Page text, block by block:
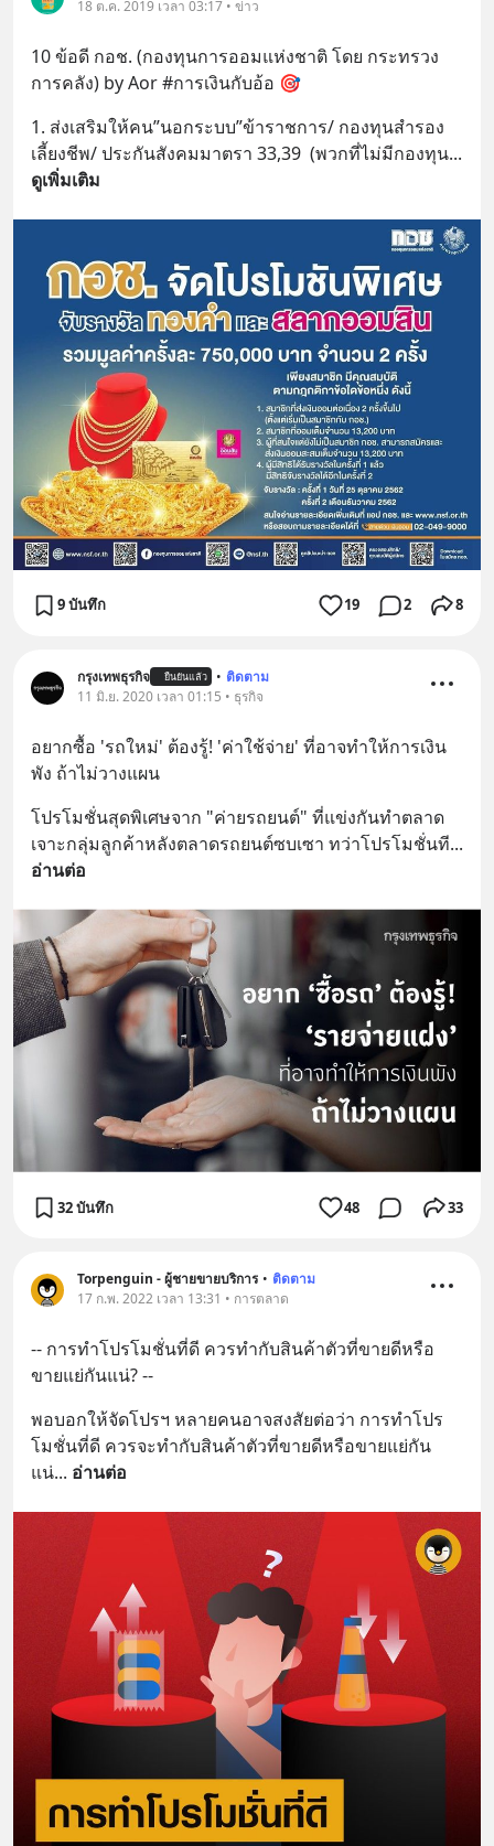
18 ต.ค. 2019 เวลา 03:17 • ข่าว
10 ข้อดี กอช. (กองทุนการออมแห่งชาติ โดย กระทรวง
การคลัง) by Aor #การเงินกับอ้อ 🎯
1. ส่งเสริมให้คน”นอกระบบ”ข้าราชการ/ กองทุนสำรอง
เลี้ยงชีพ/ ประกันสังคมมาตรา 33,39  (พวกที่ไม่มีกองทุน
ดูเพิ่มเติม
9 บันทึก 19 2 8
กรุงเทพธุรกิจ ยืนยันแล้ว • ติดตาม
11 มิ.ย. 2020 เวลา 01:15 • ธุรกิจ
อยากซื้อ 'รถใหม่' ต้องรู้! 'ค่าใช้จ่าย' ที่อาจทำให้การเงิน
พัง ถ้าไม่วางแผน
โปรโมชั่นสุดพิเศษจาก "ค่ายรถยนต์" ที่แข่งกันทำตลาด
เจาะกลุ่มลูกค้าหลังตลาดรถยนต์ซบเซา ทว่าโปรโมชั่นที
อ่านต่อ
32 บันทึก 48 33
Torpenguin - ผู้ชายขายบริการ • ติดตาม
17 ก.พ. 2022 เวลา 13:31 • การตลาด
-- การทำโปรโมชั่นที่ดี ควรทำกับสินค้าตัวที่ขายดีหรือ
ขายแย่กันแน่? --
พอบอกให้จัดโปรฯ หลายคนอาจสงสัยต่อว่า การทำโปร
โมชั่นที่ดี ควรจะทำกับสินค้าตัวที่ขายดีหรือขายแย่กัน
แน่... อ่านต่อ